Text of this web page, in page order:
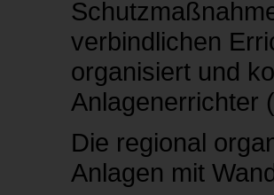
verbindlichen
organisiert und
Anlagenerrichter
Die regional
Anlagen mit